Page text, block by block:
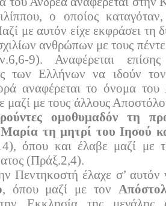
ο οποίος
με αυτόν είχε εκφράσει τη
ανθρώπων με τους
9). Αναφέρεται
των Ελλήνων να ιδούν
αναφέρεται το όνομα
μαζί με τους άλλους
ομοθυμαδόν τη
Μαρία τη μητρί του Ιησού
όπου και έλαβε μαζί με
(Πράξ.2,4).
Πεντηκοστή έλαχε σ’ αυτόν
, όπου μαζί με τον